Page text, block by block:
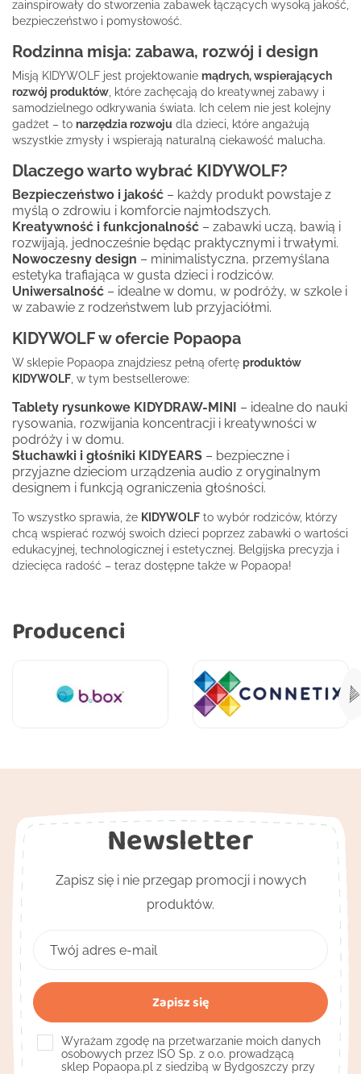
zainspirowały do stworzenia zabawek łączących wysoką jakość,
bezpieczeństwo i pomysłowość.
Rodzinna misja: zabawa, rozwój i design
Misją KIDYWOLF jest projektowanie mądrych, wspierających
rozwój produktów , które zachęcają do kreatywnej zabawy i
samodzielnego odkrywania świata. Ich celem nie jest kolejny
gadżet – to narzędzia rozwoju dla dzieci, które angażują
wszystkie zmysły i wspierają naturalną ciekawość malucha.
Dlaczego warto wybrać KIDYWOLF?
Bezpieczeństwo i jakość – każdy produkt powstaje z
myślą o zdrowiu i komforcie najmłodszych.
Kreatywność i funkcjonalność – zabawki uczą, bawią i
rozwijają, jednocześnie będąc praktycznymi i trwałymi.
Nowoczesny design – minimalistyczna, przemyślana
estetyka trafiająca w gusta dzieci i rodziców.
Uniwersalność – idealne w domu, w podróży, w szkole i
w zabawie z rodzeństwem lub przyjaciółmi.
KIDYWOLF w ofercie Popaopa
W sklepie Popaopa znajdziesz pełną ofertę produktów
KIDYWOLF , w tym bestsellerowe:
Tablety rysunkowe KIDYDRAW-MINI – idealne do nauki
rysowania, rozwijania koncentracji i kreatywności w
podróży i w domu.
Słuchawki i głośniki KIDYEARS – bezpieczne i
przyjazne dzieciom urządzenia audio z oryginalnym
designem i funkcją ograniczenia głośności.
To wszystko sprawia, że KIDYWOLF to wybór rodziców, którzy
chcą wspierać rozwój swoich dzieci poprzez zabawki o wartości
edukacyjnej, technologicznej i estetycznej. Belgijska precyzja i
dziecięca radość – teraz dostępne także w Popaopa!
Producenci
Newsletter
Zapisz się i nie przegap promocji i nowych
produktów.
Wyrażam zgodę na przetwarzanie moich danych
osobowych przez ISO Sp. z o.o. prowadzącą
sklep Popaopa.pl z siedzibą w Bydgoszczy przy